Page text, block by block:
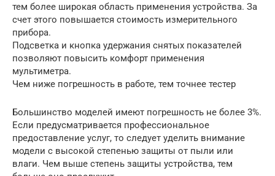
тем более широкая область применения устройства. За
счет этого повышается стоимость измерительного
прибора.
Подсветка и кнопка удержания снятых показателей
позволяют повысить комфорт применения
мультиметра.
Чем ниже погрешность в работе, тем точнее тестер
Большинство моделей имеют погрешность не более 3%.
Если предусматривается профессиональное
предоставление услуг, то следует уделить внимание
модели с высокой степенью защиты от пыли или
влаги. Чем выше степень защиты устройства, тем